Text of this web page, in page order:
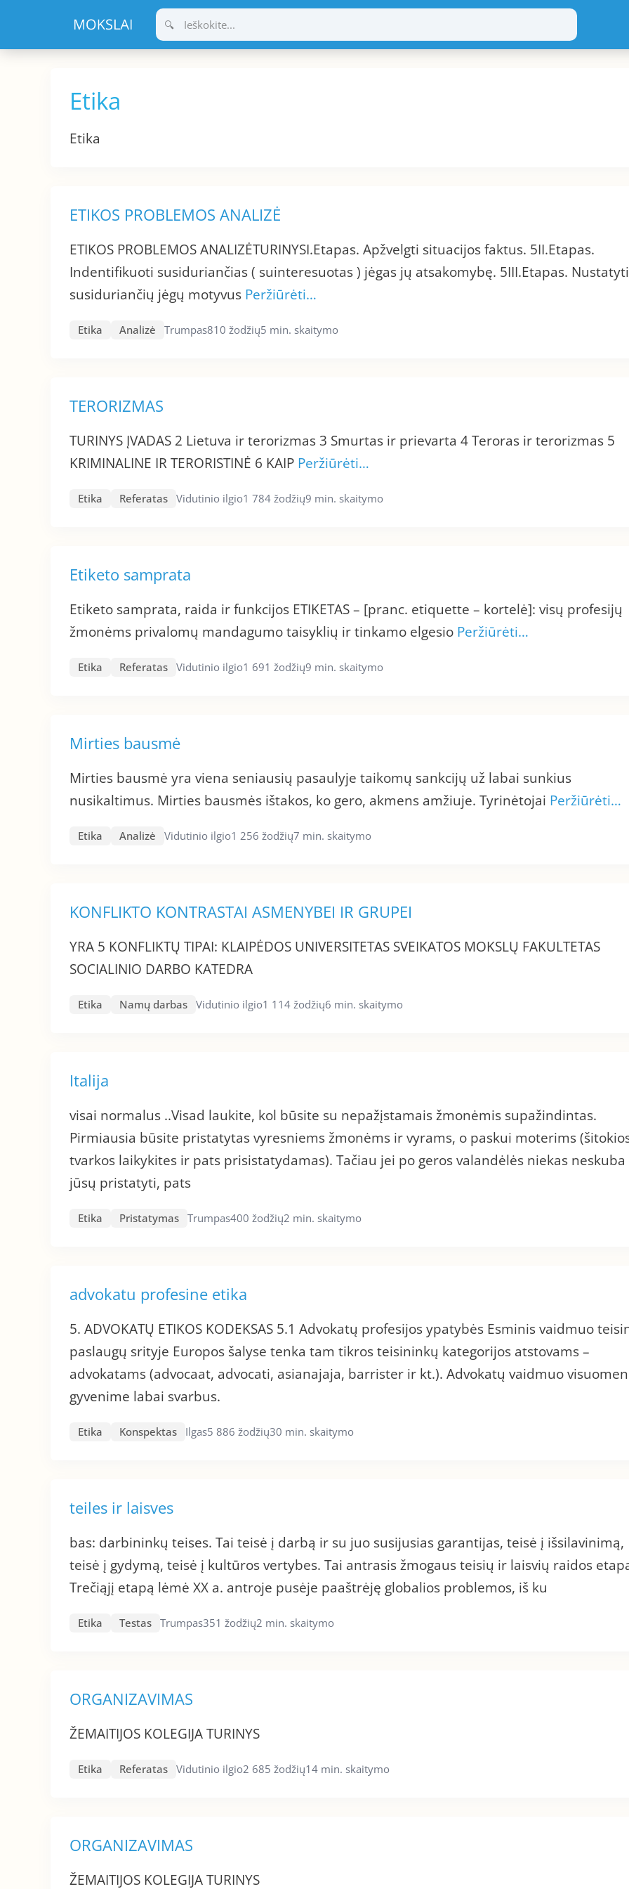
turinio
Etika
Etika
ETIKOS PROBLEMOS ANALIZĖ
ETIKOS PROBLEMOS ANALIZĖTURINYSI.Etapas. Apžvelgti situacijos faktus. 5II.Etapas.
Indentifikuoti susiduriančias ( suinteresuotas ) jėgas jų atsakomybę. 5III.Etapas. Nustatyti
susiduriančių jėgų motyvus Peržiūrėti…
Etika Analizė Trumpas810 žodžių5 min. skaitymo
TERORIZMAS
TURINYS ĮVADAS 2 Lietuva ir terorizmas 3 Smurtas ir prievarta 4 Teroras ir terorizmas 5
KRIMINALINE IR TERORISTINĖ 6 KAIP Peržiūrėti…
Etika Referatas Vidutinio ilgio1 784 žodžių9 min. skaitymo
Etiketo samprata
Etiketo samprata, raida ir funkcijos ETIKETAS – [pranc. etiquette – kortelė]: visų profesijų
žmonėms privalomų mandagumo taisyklių ir tinkamo elgesio Peržiūrėti…
Etika Referatas Vidutinio ilgio1 691 žodžių9 min. skaitymo
Mirties bausmė
Mirties bausmė yra viena seniausių pasaulyje taikomų sankcijų už labai sunkius
nusikaltimus. Mirties bausmės ištakos, ko gero, akmens amžiuje. Tyrinėtojai Peržiūrėti…
Etika Analizė Vidutinio ilgio1 256 žodžių7 min. skaitymo
KONFLIKTO KONTRASTAI ASMENYBEI IR GRUPEI
YRA 5 KONFLIKTŲ TIPAI: KLAIPĖDOS UNIVERSITETAS SVEIKATOS MOKSLŲ FAKULTETAS
SOCIALINIO DARBO KATEDRA
Etika Namų darbas Vidutinio ilgio1 114 žodžių6 min. skaitymo
Italija
visai normalus ..Visad laukite, kol būsite su nepažįstamais žmonėmis supažindintas.
Pirmiausia būsite pristatytas vyresniems žmonėms ir vyrams, o paskui moterims
tvarkos laikykites ir pats prisistatydamas). Tačiau jei po geros valandėlės niekas neskuba
jūsų pristatyti, pats
Etika Pristatymas Trumpas400 žodžių2 min. skaitymo
advokatu profesine etika
5. ADVOKATŲ ETIKOS KODEKSAS 5.1 Advokatų profesijos ypatybės Esminis vaidmuo
paslaugų srityje Europos šalyse tenka tam tikros teisininkų kategorijos atstovams –
advokatams (advocaat, advocati, asianajaja, barrister ir kt.). Advokatų vaidmuo
gyvenime labai svarbus.
Etika Konspektas Ilgas5 886 žodžių30 min. skaitymo
teiles ir laisves
bas: darbininkų teises. Tai teisė į darbą ir su juo susijusias garantijas, teisė į išsilavinimą,
teisė į gydymą, teisė į kultūros vertybes. Tai antrasis žmogaus teisių ir laisvių raidos
Trečiąjį etapą lėmė XX a. antroje pusėje paaštrėję globalios problemos, iš ku
Etika Testas Trumpas351 žodžių2 min. skaitymo
ORGANIZAVIMAS
ŽEMAITIJOS KOLEGIJA TURINYS
Etika Referatas Vidutinio ilgio2 685 žodžių14 min. skaitymo
ORGANIZAVIMAS
ŽEMAITIJOS KOLEGIJA TURINYS